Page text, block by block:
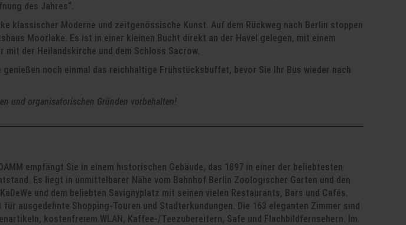
des Jahres“.
klassischer Moderne und zeitgenössische Kunst. Auf dem Rückweg nach Berlin stoppen
Moorlake. Es ist in einer kleinen Bucht direkt an der Havel gelegen, mit einem
der Heilandskirche und dem Schloss Sacrow.
genießen noch einmal das reichhaltige Frühstücksbuffet, bevor Sie Ihr Bus wieder nach
und organisatorischen Gründen vorbehalten!
empfängt Sie in einem historischen Gebäude, das 1897 in einer der beliebtesten
Es liegt in unmittelbarer Nähe vom Bahnhof Berlin Zoologischer Garten und den
und dem beliebten Savignyplatz mit seinen vielen Restaurants, Bars und Cafés.
ausgedehnte Shopping-Touren und Stadterkundungen. Die 163 eleganten Zimmer sind
kostenfreiem WLAN, Kaffee-/Teezubereitern, Safe und Flachbildfernsehern. Im